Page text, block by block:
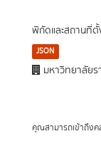
พิกัดและสถานที่
JSON
มหาวิทยาลัย
คุณสามารถเข้าถึง